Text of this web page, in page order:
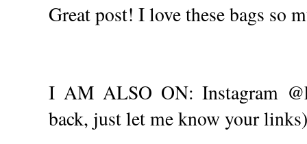
Great post! I love these bags so
I AM ALSO ON: Instagram
back, just let me know your links)